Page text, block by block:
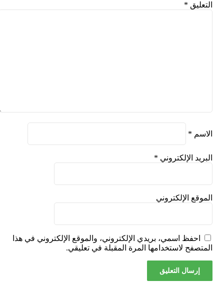
التعليق *
الاسم *
البريد الإلكتروني *
الموقع الإلكتروني
احفظ اسمي، بريدي الإلكتروني، والموقع الإلكتروني في هذا
المتصفح لاستخدامها المرة المقبلة في تعليقي.